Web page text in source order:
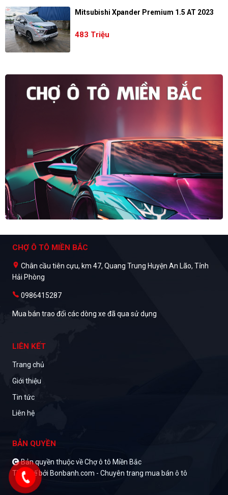
Mitsubishi Xpander Premium 1.5 AT 2023
483 Triệu
CHỢ Ô TÔ MIỀN BẮC
Chân cầu tiên cựu, km 47, Quang Trung Huyện An Lão, Tỉnh
Hải Phòng
0986415287
Mua bán trao đổi các dòng xe đã qua sử dụng
LIÊN KẾT
Trang chủ
Giới thiệu
Tin tức
Liên hệ
BẢN QUYỀN
Bản quyền thuộc về Chợ ô tô Miền Bắc
Thiết kế bởi Bonbanh.com - Chuyên trang mua bán ô tô